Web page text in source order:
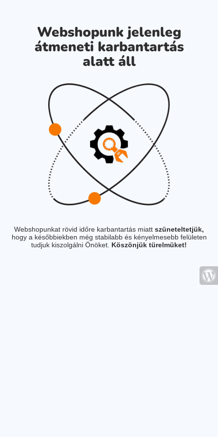
Webshopunk jelenleg
átmeneti karbantartás
alatt áll
Webshopunkat rövid időre karbantartás miatt szüneteltetjük,
hogy a későbbiekben még stabilabb és kényelmesebb felületen
tudjuk kiszolgálni Önöket. Köszönjük türelmüket!